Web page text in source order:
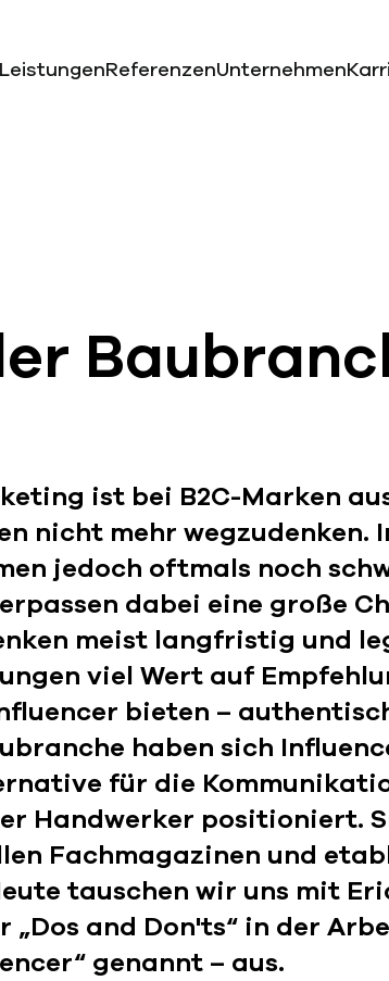
LeistungenReferenzenUnternehmen
ist bei B2C-Marken
nicht mehr wegzudenken.
jedoch oftmals noch
dabei eine große
meist langfristig und
viel Wert auf
bieten –
haben sich
für die
Handwerker positioniert.
Fachmagazinen und
tauschen wir uns mit
„Dos and Don'ts“ in der
genannt – aus.